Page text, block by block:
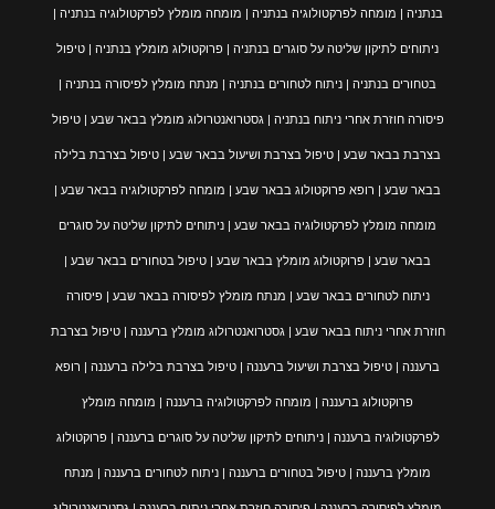
בנתניה | מומחה לפרקטולוגיה בנתניה | מומחה מומלץ לפרקטולוגיה בנתניה |
ניתוחים לתיקון שליטה על סוגרים בנתניה | פרוקטולוג מומלץ בנתניה | טיפול
בטחורים בנתניה | ניתוח לטחורים בנתניה | מנתח מומלץ לפיסורה בנתניה |
פיסורה חוזרת אחרי ניתוח בנתניה | גסטרואנטרולוג מומלץ בבאר שבע | טיפול
בצרבת בבאר שבע | טיפול בצרבת ושיעול בבאר שבע | טיפול בצרבת בלילה
בבאר שבע | רופא פרוקטולוג בבאר שבע | מומחה לפרקטולוגיה בבאר שבע |
מומחה מומלץ לפרקטולוגיה בבאר שבע | ניתוחים לתיקון שליטה על סוגרים
בבאר שבע | פרוקטולוג מומלץ בבאר שבע | טיפול בטחורים בבאר שבע |
ניתוח לטחורים בבאר שבע | מנתח מומלץ לפיסורה בבאר שבע | פיסורה
חוזרת אחרי ניתוח בבאר שבע | גסטרואנטרולוג מומלץ ברעננה | טיפול בצרבת
ברעננה | טיפול בצרבת ושיעול ברעננה | טיפול בצרבת בלילה ברעננה | רופא
פרוקטולוג ברעננה | מומחה לפרקטולוגיה ברעננה | מומחה מומלץ
לפרקטולוגיה ברעננה | ניתוחים לתיקון שליטה על סוגרים ברעננה | פרוקטולוג
מומלץ ברעננה | טיפול בטחורים ברעננה | ניתוח לטחורים ברעננה | מנתח